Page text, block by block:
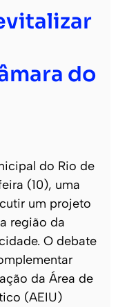
do
do Rio de
(10), uma
um projeto
região da
O debate
da Área de
(AEIU)